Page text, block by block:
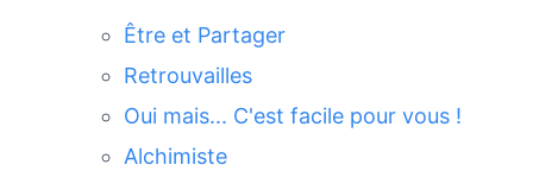
Être et Partager
Retrouvailles
Oui mais... C'est facile pour vous !
Alchimiste